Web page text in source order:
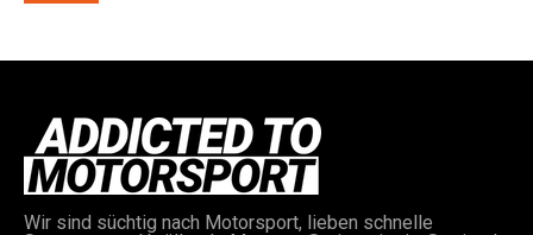
Wir sind süchtig nach Motorsport, lieben schnelle